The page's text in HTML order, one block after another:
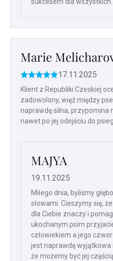
sukcesem dla wszystkich.
Marie
Ocena
produktu
to
5
5
17.11.2025
Klient z Republiki Czeskiej
zadowolony, więź między
naprawdę silna, przypomina
nawet po jej odejściu do
MAJYA
19.11.2025
Miłego dnia, byliśmy
słowami. Cieszymy się,
dla Ciebie znaczy i
ukochanym psim
człowiekiem a jego
jest naprawdę
że możemy być jej